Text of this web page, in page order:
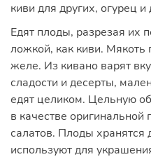
киви для других, огурец
Едят плоды, разрезая их
ложкой, как киви. Мякоть
желе. Из кивано варят
сладости и десерты,
едят целиком. Цельную
в качестве оригинальной
салатов. Плоды хранятся
используют для